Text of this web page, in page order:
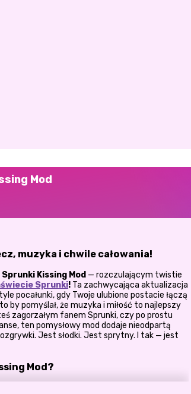
Mod
muzyka i chwile całowania!
Sprunki Kissing Mod — rozczulającym twistie
Sprunki! Ta zachwycająca aktualizacja
pocałunki, gdy Twoje ulubione postacie łączą
by pomyślał, że muzyka i miłość to najlepszy
zagorzałym fanem Sprunki, czy po prostu
ten pomysłowy mod dodaje nieodpartą
Jest słodki. Jest sprytny. I tak — jest
Mod?